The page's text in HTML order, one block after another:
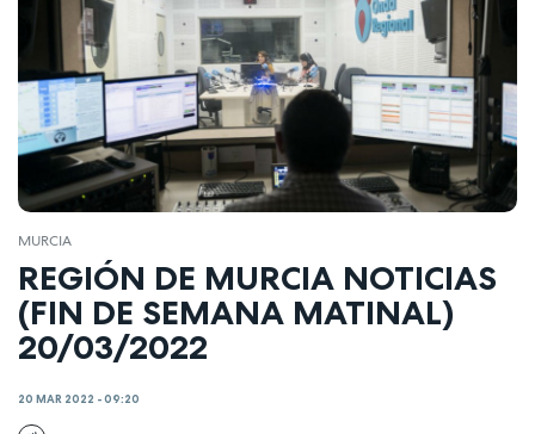
MURCIA
REGIÓN DE MURCIA NOTICIAS
(FIN DE SEMANA MATINAL)
20/03/2022
20 MAR 2022 - 09:20